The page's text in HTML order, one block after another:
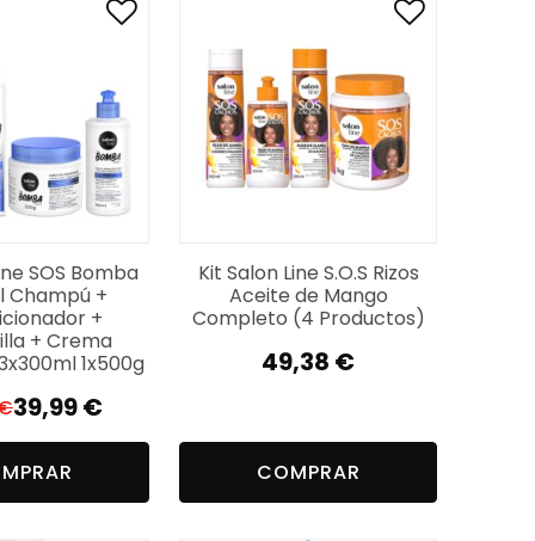
SOS Bomba
Champú +
+
+ Crema
1x500g
El
precio
original
era:
39,99€
El
precio
actual
es:
Kit Salon Line S.O.S Rizos
Aceite de Mango
Completo (4 Productos)
49,38 €
COMPRAR